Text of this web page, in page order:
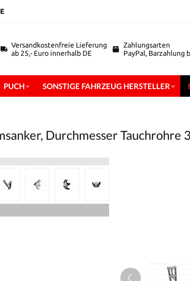
Versandkostenfreie Lieferung
ab 25,- Euro innerhalb DE
Zahlungsarten
PayPal, Barzahlung
PUCH SONSTIGE FAHRZEUG HERSTELLER
Durchmesser